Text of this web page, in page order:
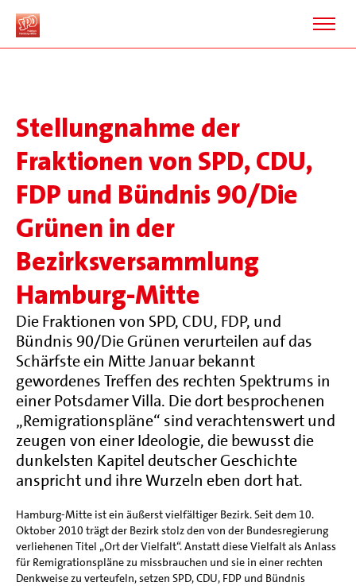
Stellungnahme der
Fraktionen von SPD, CDU,
FDP und Bündnis 90/Die
Grünen in der
Bezirksversammlung
Hamburg-Mitte
Die Fraktionen von SPD, CDU, FDP, und
Bündnis 90/Die Grünen verurteilen auf das
Schärfste ein Mitte Januar bekannt
gewordenes Treffen des rechten Spektrums in
einer Potsdamer Villa. Die dort besprochenen
„Remigrationspläne“ sind verachtenswert und
zeugen von einer Ideologie, die bewusst die
dunkelsten Kapitel deutscher Geschichte
anspricht und ihre Wurzeln eben dort hat.
Hamburg-Mitte ist ein äußerst vielfältiger Bezirk. Seit dem 10.
Oktober 2010 trägt der Bezirk stolz den von der Bundesregierung
verliehenen Titel „Ort der Vielfalt“. Anstatt diese Vielfalt als Anlass
für Remigrationspläne zu missbrauchen und sie in einer rechten
Denkweise zu verteufeln, setzen SPD, CDU, FDP und Bündnis